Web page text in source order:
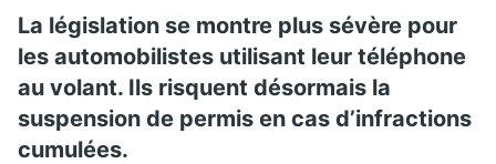
La législation se montre plus sévère pour
les automobilistes utilisant leur téléphone
au volant. Ils risquent désormais la
suspension de permis en cas d’infractions
cumulées.